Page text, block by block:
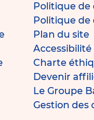
Politique
Politique de
Plan du site
Charte
Devenir
Le Groupe
Gestion des